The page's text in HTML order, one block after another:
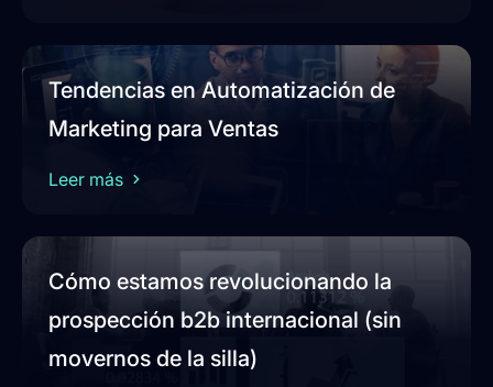
Tendencias en Automatización de
Marketing para Ventas
Leer más
Cómo estamos revolucionando la
prospección b2b internacional (sin
movernos de la silla)